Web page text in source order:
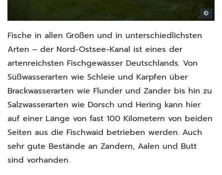
©
Fische in allen Größen und in unterschiedlichsten
Arten – der Nord-Ostsee-Kanal ist eines der
artenreichsten Fischgewässer Deutschlands. Von
Süßwasserarten wie Schleie und Karpfen über
Brackwasserarten wie Flunder und Zander bis hin zu
Salzwasserarten wie Dorsch und Hering kann hier
auf einer Länge von fast 100 Kilometern von beiden
Seiten aus die Fischwaid betrieben werden. Auch
sehr gute Bestände an Zandern, Aalen und Butt
sind vorhanden.